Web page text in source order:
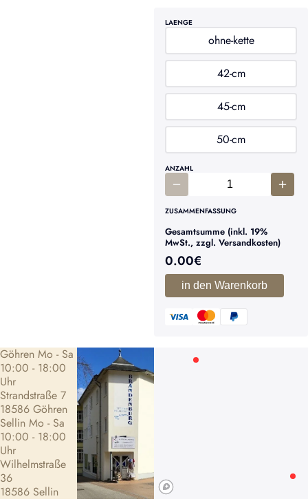
LAENGE
ohne-kette
42-cm
45-cm
50-cm
ANZAHL
ZUSAMMENFASSUNG
Gesamtsumme (inkl. 19%
MwSt., zzgl. Versandkosten)
0.00€
in den Warenkorb
Göhren Mo - Sa
10:00 - 18:00
Uhr
Strandstraße 7
18586 Göhren
Sellin Mo - Sa
10:00 - 18:00
Uhr
Wilhelmstraße
36
18586 Sellin